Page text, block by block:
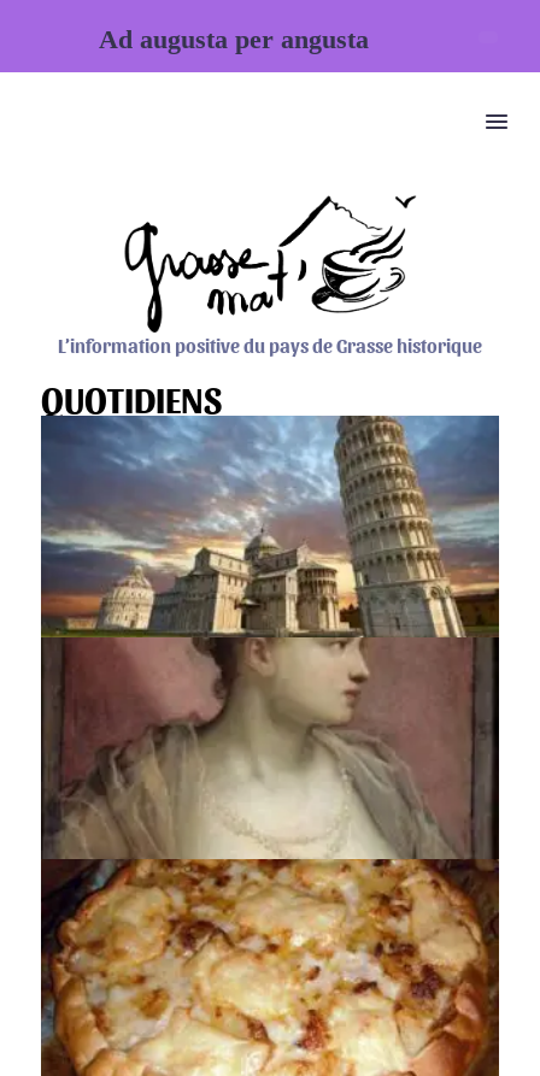
L’information positive du pays de Grasse historique
QUOTIDIENS
Un jour dans l'Histoire
La minute de culture générale
La recette du jour
Ad augusta per angusta